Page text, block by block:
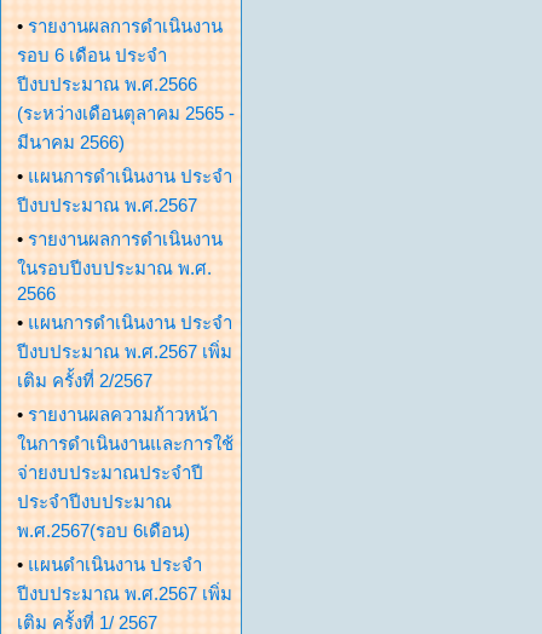
• รายงานผลการดำเนินงาน
รอบ 6 เดือน ประจำ
ปีงบประมาณ พ.ศ.2566
(ระหว่างเดือนตุลาคม 2565 -
มีนาคม 2566)
• แผนการดำเนินงาน ประจำ
ปีงบประมาณ พ.ศ.2567
• รายงานผลการดำเนินงาน
ในรอบปีงบประมาณ พ.ศ.
2566
• แผนการดำเนินงาน ประจำ
ปีงบประมาณ พ.ศ.2567 เพิ่ม
เติม ครั้งที่ 2/2567
• รายงานผลความก้าวหน้า
ในการดำเนินงานและการใช้
จ่ายงบประมาณประจำปี
ประจำปีงบประมาณ
พ.ศ.2567(รอบ 6เดือน)
• แผนดำเนินงาน ประจำ
ปีงบประมาณ พ.ศ.2567 เพิ่ม
เติม ครั้งที่ 1/ 2567